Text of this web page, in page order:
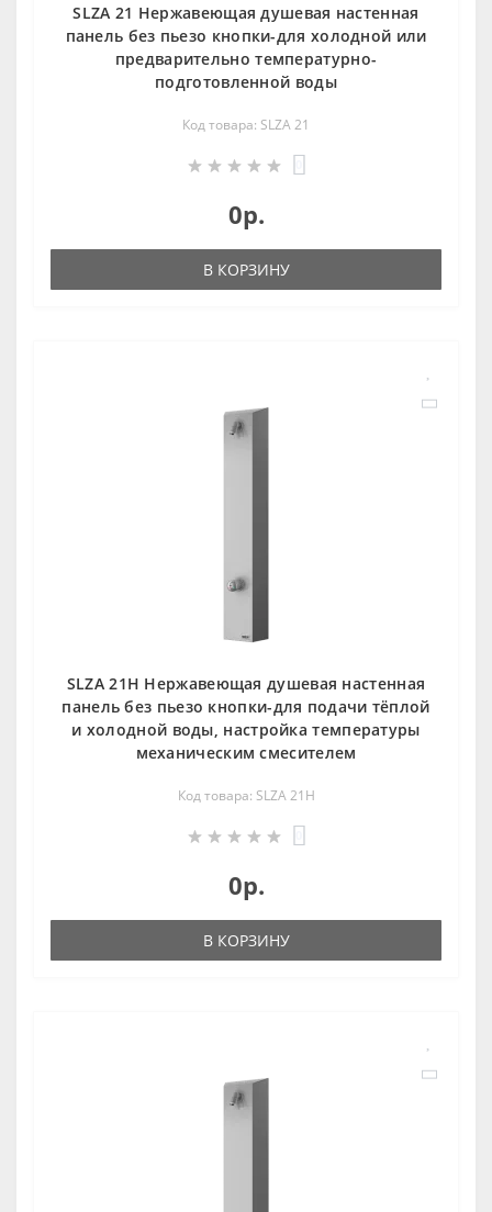
SLZA 21 Нержавеющая душевая настенная
панель без пьезо кнопки-для холодной или
предварительно температурно-
подготовленной воды
Код товара: SLZA 21
0р.
В КОРЗИНУ
SLZA 21H Нержавеющая душевая настенная
панель без пьезо кнопки-для подачи тёплой
и холодной воды, настройка температуры
механическим смесителем
Код товара: SLZA 21H
0р.
В КОРЗИНУ